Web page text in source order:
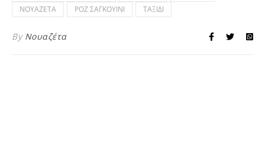
ΝΟΥΑΖΕΤΑ
ΡΟΖ ΣΑΓΚΟΥΙΝΙ ΤΑΞΙΔΙ
By Νουαζέτα